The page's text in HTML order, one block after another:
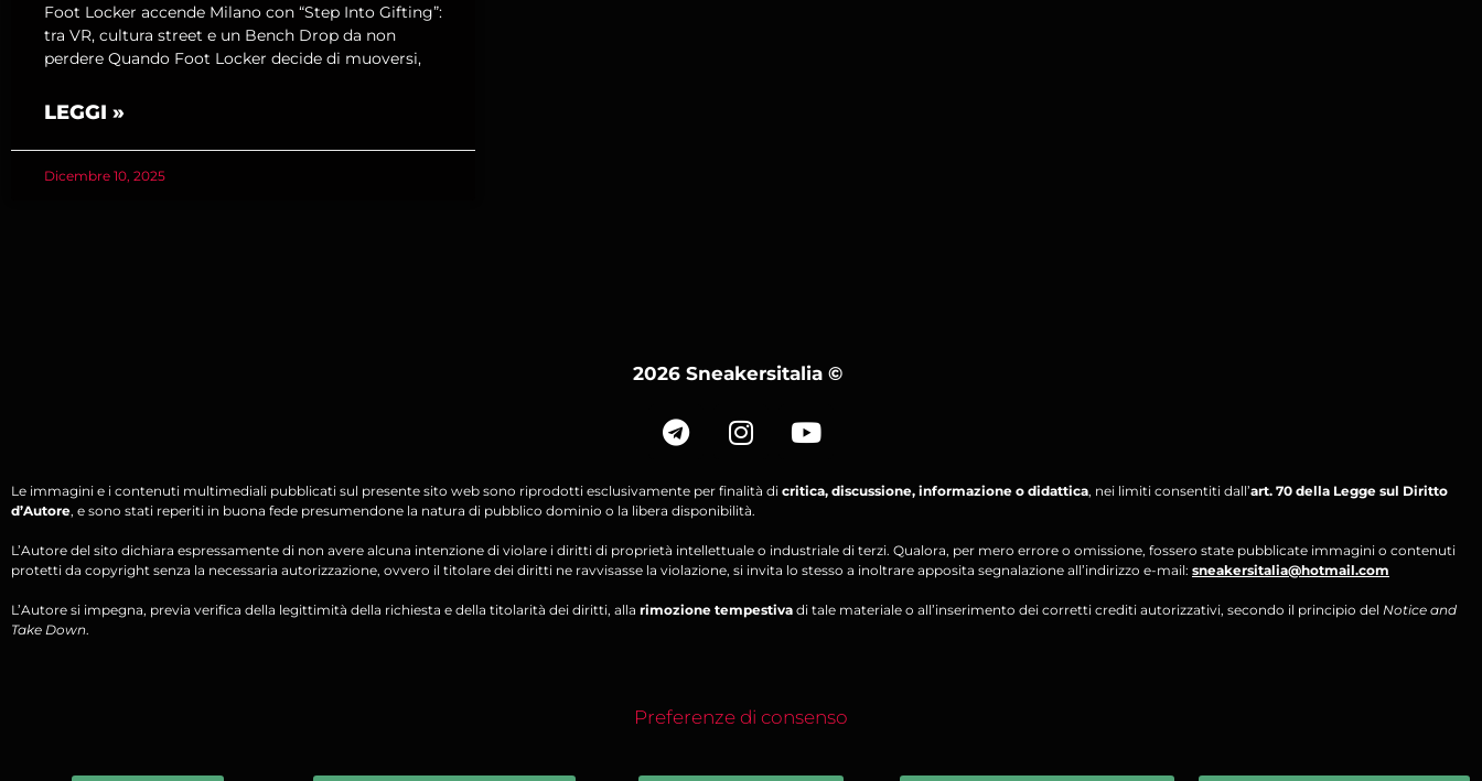
Foot Locker accende Milano con “Step Into Gifting”:
tra VR, cultura street e un Bench Drop da non
perdere Quando Foot Locker decide di muoversi,
LEGGI »
Dicembre 10, 2025
2026 Sneakersitalia©
Le immagini e i contenuti multimediali pubblicati sul presente sito web sono riprodotti esclusivamente per finalità di critica, discussione, informazione o didattica, nei limiti consentiti dall’art. 70 della Legge sul Diritto
d’Autore, e sono stati reperiti in buona fede presumendone la natura di pubblico dominio o la libera disponibilità.
L’Autore del sito dichiara espressamente di non avere alcuna intenzione di violare i diritti di proprietà intellettuale o industriale di terzi. Qualora, per mero errore o omissione, fossero state pubblicate immagini o contenuti
protetti da copyright senza la necessaria autorizzazione, ovvero il titolare dei diritti ne ravvisasse la violazione, si invita lo stesso a inoltrare apposita segnalazione all’indirizzo e-mail: sneakersitalia@hotmail.com
L’Autore si impegna, previa verifica della legittimità della richiesta e della titolarità dei diritti, alla rimozione tempestiva di tale materiale o all’inserimento dei corretti crediti autorizzativi, secondo il principio del Notice and
Take Down.
Preferenze di consenso